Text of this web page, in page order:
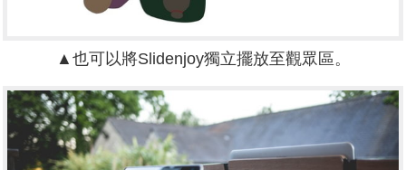
▲也可以將Slidenjoy獨立擺放至觀眾區。